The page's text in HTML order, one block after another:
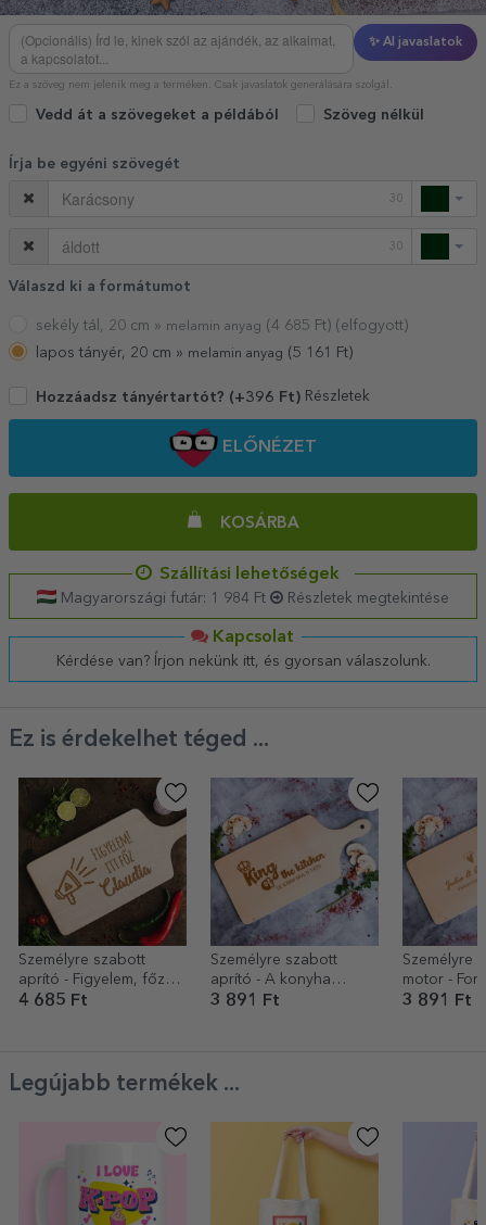
✨ AI javaslatok
Ez a szöveg nem jelenik meg a terméken. Csak javaslatok generálására szolgál.
Vedd át a szövegeket a példából Szöveg nélkül
Írja be egyéni szövegét
30
30
Válaszd ki a formátumot
sekély tál, 20 cm » melamin anyag ( 4 685 Ft) (elfogyott)
lapos tányér, 20 cm » melamin anyag (5 161 Ft)
Hozzáadsz tányértartót? (+396 Ft) Részletek
ELŐNÉZET
KOSÁRBA
Szállítási lehetőségek
Magyarországi futár: 1 984 Ft Részletek megtekintése
Kapcsolat
Kérdése van? Írjon nekünk itt, és gyorsan válaszolunk.
Ez is érdekelhet téged ...
Személyre szabott
aprító - Figyelem, főzés
folyamatban...
4 685 Ft
Személyre szabott
aprító - A konyha
királya
3 891 Ft
Személyre
motor -
Always
3 891 Ft
Legújabb termékek ...